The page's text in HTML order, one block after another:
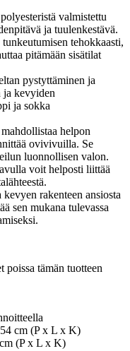
valmistettu
ja tuulenkestävä.
tunkeutumisen tehokkaasti,
pitämään sisätilat
pystyttäminen ja
ja kevyiden
ja sokka
helpon
ovivivuilla. Se
luonnollisen valon.
voit helposti liittää
rakenteen ansiosta
sen mukana tulevassa
tämän tuotteen
cm (P x L x K)
(P x L x K)